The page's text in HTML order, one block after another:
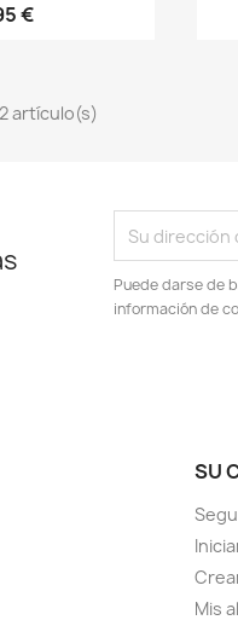
€
artículo(s)
Puede darse de
información de
SU
Mis